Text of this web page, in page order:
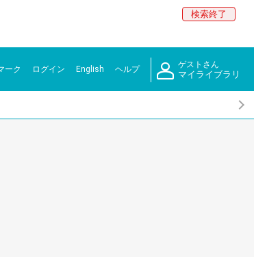
検索終了
ーク ログイン English ヘルプ
ゲストさん
マイライブラリ